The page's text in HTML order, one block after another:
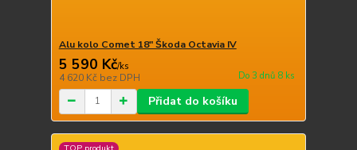
Alu kolo Comet 18" Škoda Octavia IV
5 590 Kč/ks
4 620 Kč bez DPH Do 3 dnů 8 ks
Přidat do košíku